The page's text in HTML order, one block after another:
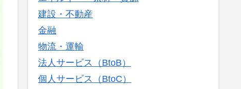
建設・不動産
金融
物流・運輸
法人サービス（BtoB）
個人サービス（BtoC）